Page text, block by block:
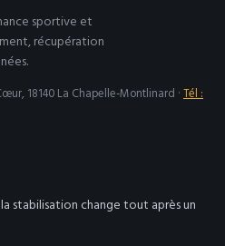
sportive et
récupération
18140 La Chapelle-Montlinard · Tél :
stabilisation change tout après un